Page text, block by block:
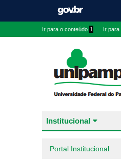
Ir para o conteúdo 1 Ir para
Institucional
Portal Institucional